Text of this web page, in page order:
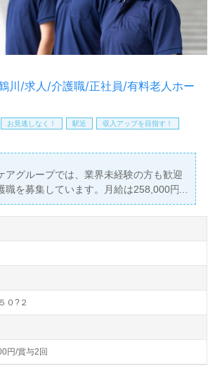
川/求人/介護職/正社員/有料老人ホー
お見逃しなく！ 駅近 収入アップを目指す！
アグループでは、業界未経験の方も歓迎
職を募集しています。月給は258,000円
年2回の賞与も支給されるため、安定し
が可能です。勤務地である「はなことば
川駅から徒歩8分とアクセス良好で、お
です。入居定員42名の全室個室の施設環
ーが守られ、ご利用者様の快適な生活を
用者様の「やりたいこと」「行きたいと
こと」を実現するための『フリープラ
護助手や介護職経験をお持ちの方には、
せる環境が整っています。また、充実し
０?２
円/賞与2回